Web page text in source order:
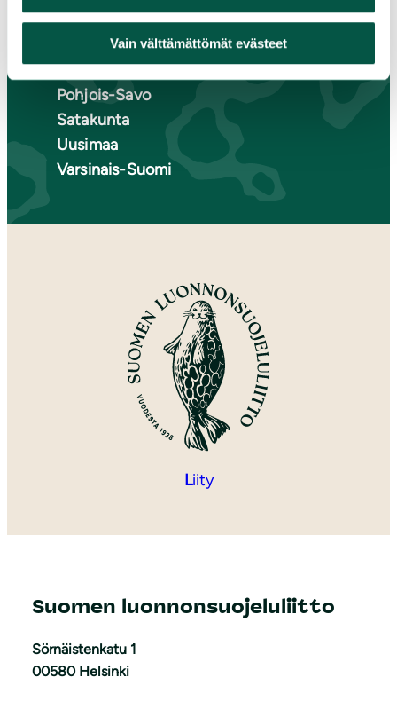
Vain välttämättömät evästeet
Pohjanmaa
Pohjois-Karjala
Pohjois-Pohjanmaa
Pohjois-Savo
Satakunta
Uusimaa
Varsinais-Suomi
Liity
Suomen luonnonsuojeluliitto
Sörnäistenkatu 1
00580 Helsinki